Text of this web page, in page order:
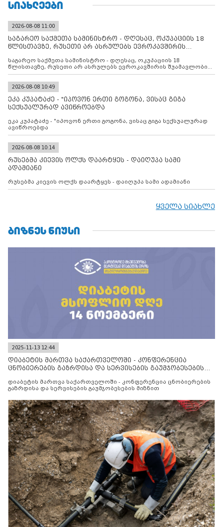
ᲡᲘᲐᲮᲚᲔᲔᲑᲘ
2026-08-08 11:00
საგარეო საქმეთა სამინისტრო - დღესაც, ოკუპაციის 18
წლისთავზე, რუსეთი არ ასრულებს ევროკავშირის
საგარეო საქმეთა სამინისტრო - დღესაც, ოკუპაციის 18
წლისთავზე, რუსეთი არ ასრულებს ევროკავშირის შუამავლობით
დადებულ 2008 წლის 12 აგვისტოს ცეცხლის შეწყვეტის
კონტროლს ოკუპირებულ რეგიონებში, აგრძელებს მათი
მილიტარიზაციის პროცესს და აქტიურად დგამს ნაბიჯებს მათი
ფაქტობრივი ანექსიისკენ
2026-08-08 10:49
ეკა კუპატაძე - "იპოვონ ერთი გოგონა, ვისაც გიგა
სექსუალურად ავიწროებდა
ეკა კუპატაძე - "იპოვონ ერთი გოგონა, ვისაც გიგა სექსუალურად
ავიწროებდა
2026-08-08 10:14
რუსებმა კიევის ოლქს დაარტყეს - დაიღუპა სამი
ადამიანი
რუსებმა კიევის ოლქს დაარტყეს - დაიღუპა სამი ადამიანი
ყველა სიახლე
ᲑᲘᲖᲜᲔᲡ ᲜᲘᲣᲡᲘ
2025-11-13 12:44
დიაბეტის მართვა საქართველოში - კონფერენცია
ცნობიერების გაზრდისა და სერვისების გაუმჯობესების
დიაბეტის მართვა საქართველოში - კონფერენცია ცნობიერების
გაზრდისა და სერვისების გაუმჯობესების მიზნით